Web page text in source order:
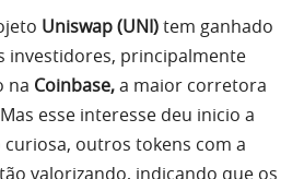
Uniswap(UNI)tem ganhado
investidores, principalmente
na Coinbase,a maior corretora
esse interesse deu inicio a
outros tokens com a
valorizando, indicando que os